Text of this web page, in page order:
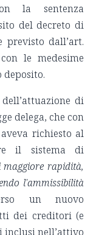
la sentenza
del decreto di
previsto dall’art.
le medesime
di
delega, che con
richiesto al
il sistema di
rapidità,
l'ammissibilità
un nuovo
dei creditori (e
inclusi nell’attivo